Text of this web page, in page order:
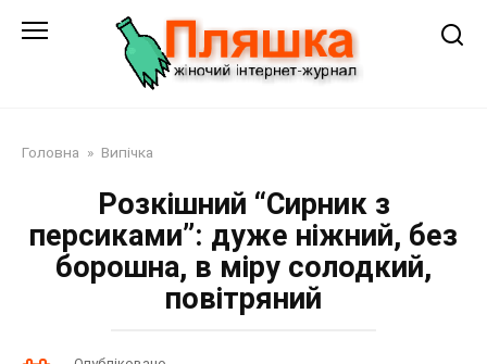
Головна » Випічка
Розкішний “Сирник з
персиками”: дуже ніжний, без
борошна, в міру солодкий,
повітряний